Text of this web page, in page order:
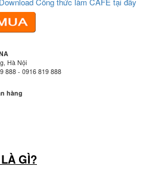
Download Công thức làm CAFE tại đây
Hà Nội
888 - 0916 819 888
hàng
GÌ?